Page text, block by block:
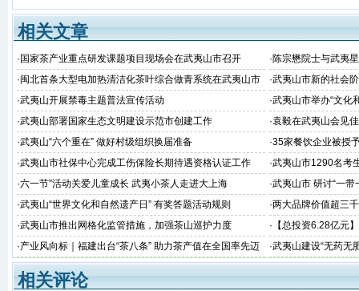
相关文章
· 国家茶产业重点研发课题项目现场会在武夷山市召开 ·陈宗懋院士与武夷
·闽北首条大型电加热清洁化茶叶综合做青系统在武夷山市
建成并顺利通过福建省产品质量检验研究院技术检测
·武夷山市新的社会
·武夷山开展禁毒主题普法宣传活动 ·武夷山市举办“文化
·武夷山部署国家生态文明建设示范市创建工作 ·袁毅在武夷山会见
·武夷山“六个重在” 做好村级组织换届准备 ·35家餐饮企业被授
位
·武夷山市社保中心完成工伤保险长期待遇资格认证工作 ·武夷山市1290名考
·六一节”活动关爱儿童成长 武夷小茶人走进大上海 ·武夷山市 研讨“一
看这里~
·武夷山“世界文化和自然遗产日” 有奖答题活动规则 ·两大品牌价值超三
品牌价值评价”榜
·武夷山市推出网格化监管措施，加强茶山巡护力度 · 【总投资6.28亿元
目涉及茶旅、交通、
·产业风向标｜福建出台“茶八条” 助力茶产值在全国率先迈
向千亿目标！
·武夷山建设“无药无
多项机制
相关评论